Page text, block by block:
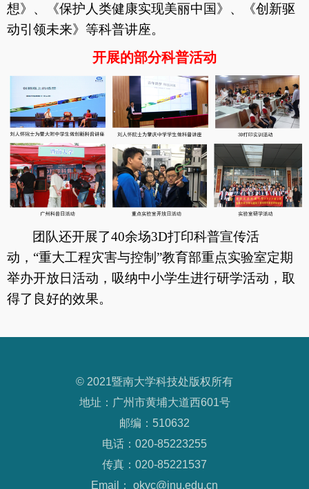
想》、《保护人类健康实现美丽中国》、《创新驱
动引领未来》等科普讲座。
开展的部分科普活动
团队还开展了40余场3D打印科普宣传活
动，“重大工程灾害与控制”教育部重点实验室定期
举办开放日活动，吸纳中小学生进行研学活动，取
得了良好的效果。
© 2021暨南大学科技处版权所有
地址：广州市黄埔大道西601号
邮编：510632
电话：020-85223255
传真：020-85221537
Email： okyc@jnu.edu.cn